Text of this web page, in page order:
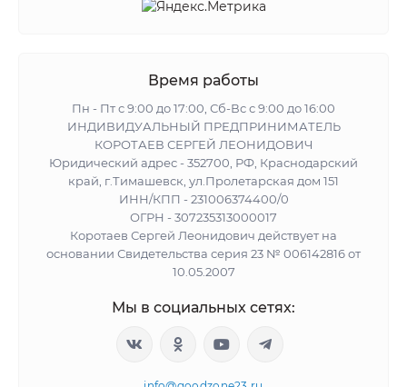
Время работы
Пн - Пт с 9:00 до 17:00, Сб-Вс с 9:00 до 16:00
ИНДИВИДУАЛЬНЫЙ ПРЕДПРИНИМАТЕЛЬ
КОРОТАЕВ СЕРГЕЙ ЛЕОНИДОВИЧ
Юридический адрес - 352700, РФ, Краснодарский
край, г.Тимашевск, ул.Пролетарская дом 151
ИНН/КПП - 231006374400/0
ОГРН - 307235313000017
Коротаев Сергей Леонидович действует на
основании Свидетельства серия 23 № 006142816 от
10.05.2007
Мы в социальных сетях: